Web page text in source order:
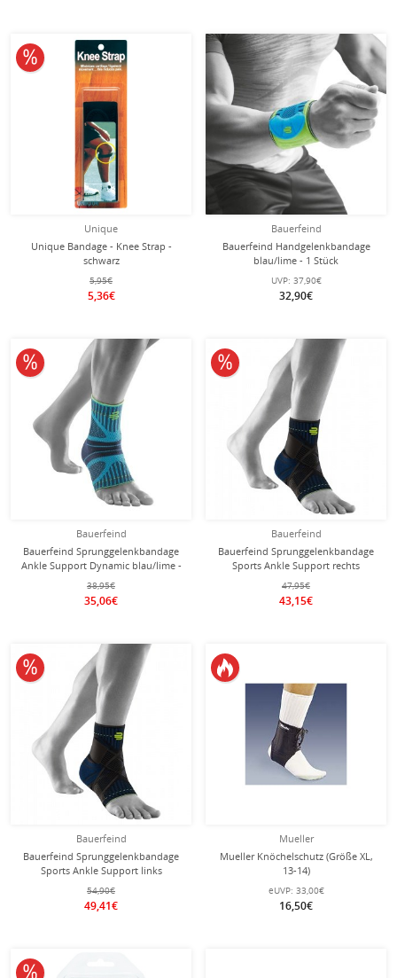
Unique
Unique Bandage - Knee Strap -
schwarz
5,95€
5,36€
10% reduziert
Bauerfeind
Bauerfeind Handgelenkbandage
blau/lime - 1 Stück
UVP: 37,90€
32,90€
Bauerfeind
Bauerfeind Sprunggelenkbandage
Ankle Support Dynamic blau/lime -
1 Stück
38,95€
35,06€
10% reduziert
Bauerfeind
Bauerfeind Sprunggelenkbandage
Sports Ankle Support rechts
schwarz/blau 1er
47,95€
43,15€
10% reduziert
Bauerfeind
Bauerfeind Sprunggelenkbandage
Sports Ankle Support links
schwarz/blau 1er
54,90€
49,41€
10% reduziert
Mueller
Mueller Knöchelschutz (Größe XL,
13-14)
eUVP: 33,00€
16,50€
10% reduziert